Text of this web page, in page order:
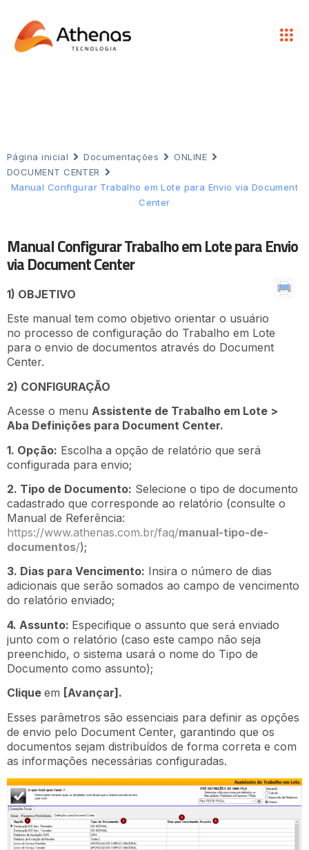
Página inicial Documentações
ONLINE
DOCUMENT CENTER
Manual Configurar Trabalho em Lote para Envio via Document
Center
Manual Configurar Trabalho em Lote para Envio
via Document Center
1) OBJETIVO
Este manual tem como objetivo orientar o usuário
no processo de configuração do Trabalho em Lote
para o envio de documentos através do Document
Center.
2) CONFIGURAÇÃO
Acesse o menu Assistente de Trabalho em Lote >
Aba Definições para Document Center.
1. Opção: Escolha a opção de relatório que será
configurada para envio;
2. Tipo de Documento: Selecione o tipo de documento
cadastrado que corresponde ao relatório (consulte o
Manual de Referência:
https://www.athenas.com.br/faq/manual-tipo-de-
documentos/);
3. Dias para Vencimento: Insira o número de dias
adicionais que serão somados ao campo de vencimento
do relatório enviado;
4. Assunto: Especifique o assunto que será enviado
junto com o relatório (caso este campo não seja
preenchido, o sistema usará o nome do Tipo de
Documento como assunto);
Clique em [Avançar].
Esses parâmetros são essenciais para definir as opções
de envio pelo Document Center, garantindo que os
documentos sejam distribuídos de forma correta e com
as informações necessárias configuradas.